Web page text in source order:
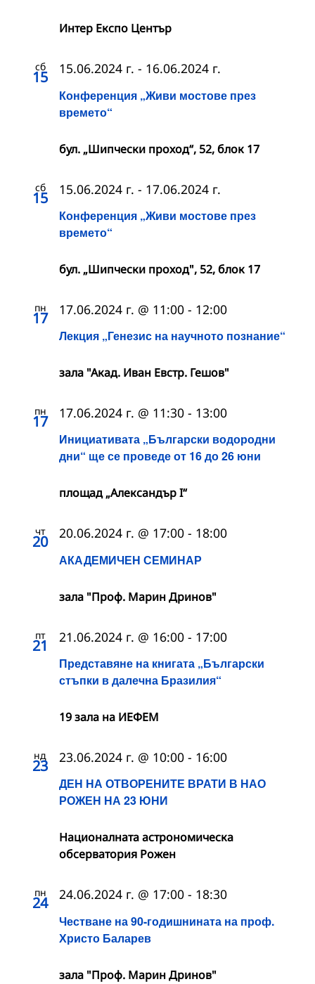
Интер Експо Център
сб
15
Конференция „Живи мостове през
времето“
15.06.2024 г. - 16.06.2024 г.
бул. „Шипчески проход“, 52, блок 17
сб
15
Конференция „Живи мостове през
времето“
15.06.2024 г. - 17.06.2024 г.
бул. „Шипчески проход", 52, блок 17
пн
17
Лекция „Генезис на научното познание“
17.06.2024 г. @ 11:00 - 12:00
зала "Акад. Иван Евстр. Гешов"
пн
17
Инициативата „Български водородни
дни“ ще се проведе от 16 до 26 юни
17.06.2024 г. @ 11:30 - 13:00
площад „Александър I“
чт
20
АКАДЕМИЧЕН СЕМИНАР
20.06.2024 г. @ 17:00 - 18:00
зала "Проф. Марин Дринов"
пт
21
Представяне на книгата „Български
стъпки в далечна Бразилия“
21.06.2024 г. @ 16:00 - 17:00
19 зала на ИЕФЕМ
нд
23
ДЕН НА ОТВОРЕНИТЕ ВРАТИ В НАО
РОЖЕН НА 23 ЮНИ
23.06.2024 г. @ 10:00 - 16:00
Националната астрономическа
обсерватория Рожен
пн
24
Честване на 90-годишнината на проф.
Христо Баларев
24.06.2024 г. @ 17:00 - 18:30
зала "Проф. Марин Дринов"